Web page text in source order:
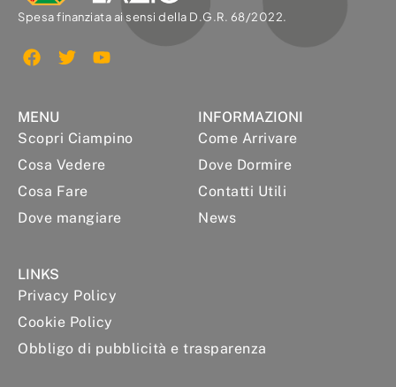
Spesa finanziata ai sensi della D.G.R. 68/2022.
MENU
Scopri Ciampino
Cosa Vedere
Cosa Fare
Dove mangiare
INFORMAZIONI
Come Arrivare
Dove Dormire
Contatti Utili
News
LINKS
Privacy Policy
Cookie Policy
Obbligo di pubblicità e trasparenza